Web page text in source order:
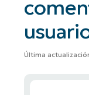
Última